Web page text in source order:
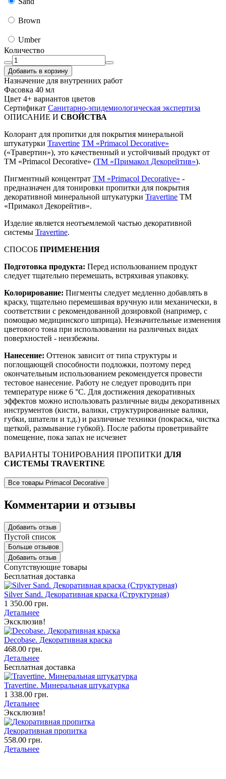
Brown
Umber
Количество
Добавить в корзину
Назначение для внутренних работ
Фасовка 40 мл
Цвет 4+ вариантов цветов
Сертификат Санитарно-эпидемиологическая экспертиза
ОПИСАНИЕ И СВОЙСТВА
Колорант для пропитки для покрытия минеральной
штукатурки Travertine TM «Primacol Decorative»
(«Травертин»), это качественный и устойчивый продукт от
ТМ «Primacol Decorative» (ТМ «Примакол Декорейтив»).
Пигментный концентрат ТМ «Primacol Decorative» -
предназначен для тонировки пропитки для покрытия
декоративной минеральной штукатурки Travertine ТМ
«Примакол Декорейтив».
Изделие является неотъемлемой частью декоративной
системы Travertine.
СПОСОБ ПРИМЕНЕНИЯ
Подготовка продукта: Перед использованием продукт
следует тщательно перемешать, встряхивая упаковку.
Колорирование: Пигменты следует медленно добавлять в
краску, тщательно перемешивая вручную или механически, в
соответствии с рекомендованной дозировкой (например, с
помощью медицинского шприца). Незначительные изменения
цветового тона при использовании на различных видах
поверхностей - неизбежны.
Нанесение: Оттенок зависит от типа структуры и
поглощающей способности подложки, поэтому перед
окончательным использованием рекомендуется провести
тестовое нанесение. Работу не следует проводить при
температуре ниже 6 °С. Для достижения декоративных
эффектов можно использовать различные виды декоративных
инструментов (кисти, валики, структурированные валики,
губки, шпатели и т.д.) и различные техники (покраска, чистка
щеткой, размывание губкой). После работы проветривайте
помещение, пока запах не исчезнет
ВАРИАНТЫ ТОНИРОВАНИЯ ПРОПИТКИ ДЛЯ
СИСТЕМЫ TRAVERTINE
Все товары Primacol Decorative
Комментарии и отзывы
Добавить отзыв
Пустой список
Больше отзывов
Добавить отзыв
Сопутствующие товары
Бесплатная доставка
Silver Sand. Декоративная краска (Структурная)
1 350.00 грн.
Детальнее
Эксклюзив!
Decobase. Декоративная краска
468.00 грн.
Детальнее
Бесплатная доставка
Travertine. Минеральная штукатурка
1 338.00 грн.
Детальнее
Эксклюзив!
Декоративная пропитка
558.00 грн.
Детальнее